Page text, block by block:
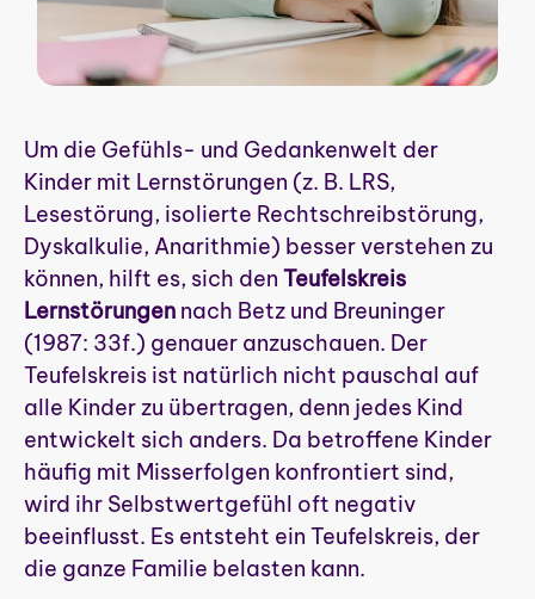
Um die Gefühls- und Gedankenwelt der
Kinder mit Lernstörungen (z. B. LRS,
Lesestörung, isolierte Rechtschreibstörung,
Dyskalkulie, Anarithmie) besser verstehen zu
können, hilft es, sich den Teufelskreis
Lernstörungen nach Betz und Breuninger
(1987: 33f.) genauer anzuschauen. Der
Teufelskreis ist natürlich nicht pauschal auf
alle Kinder zu übertragen, denn jedes Kind
entwickelt sich anders. Da betroffene Kinder
häufig mit Misserfolgen konfrontiert sind,
wird ihr Selbstwertgefühl oft negativ
beeinflusst. Es entsteht ein Teufelskreis, der
die ganze Familie belasten kann.